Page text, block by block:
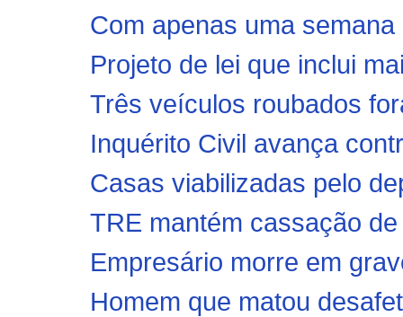
Com apenas uma
Projeto de lei que inclui
Três veículos roubados
Inquérito Civil avança
Casas viabilizadas pelo
TRE mantém cassação
Empresário morre em
Homem que matou